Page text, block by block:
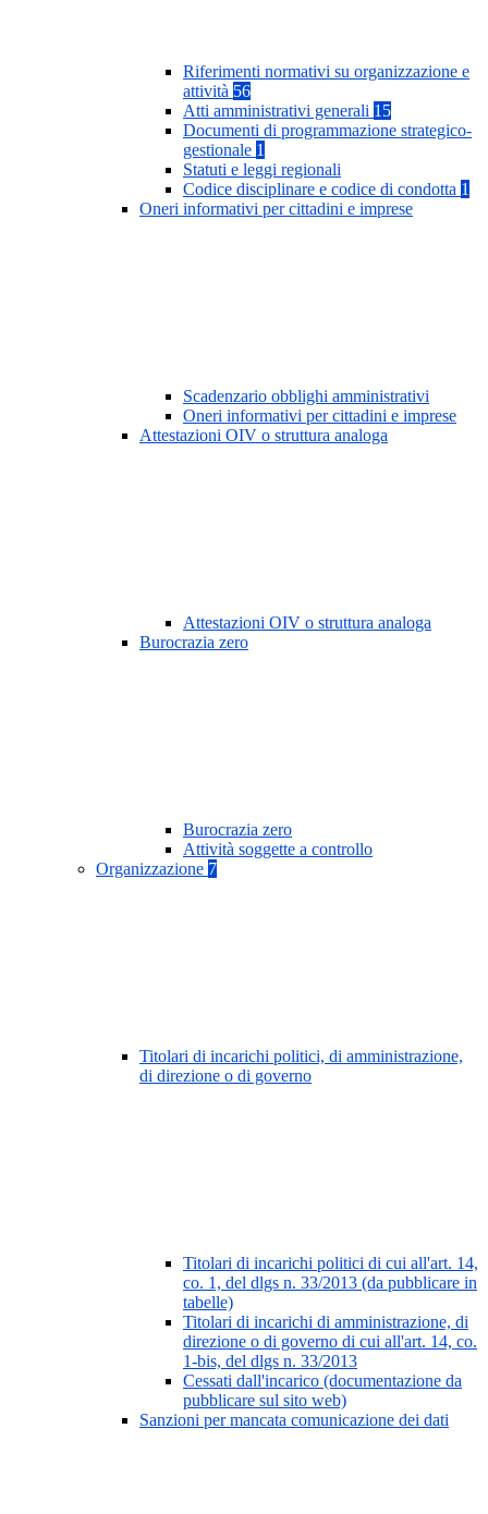
Riferimenti normativi su organizzazione e
attività 56
Atti amministrativi generali 15
Documenti di programmazione strategico-
gestionale 1
Statuti e leggi regionali
Codice disciplinare e codice di condotta 1
Oneri informativi per cittadini e imprese
Scadenzario obblighi amministrativi
Oneri informativi per cittadini e imprese
Attestazioni OIV o struttura analoga
Attestazioni OIV o struttura analoga
Burocrazia zero
Burocrazia zero
Attività soggette a controllo
Organizzazione 7
Titolari di incarichi politici, di amministrazione,
di direzione o di governo
Titolari di incarichi politici di cui all'art. 14,
co. 1, del dlgs n. 33/2013 (da pubblicare in
tabelle)
Titolari di incarichi di amministrazione, di
direzione o di governo di cui all'art. 14, co.
1-bis, del dlgs n. 33/2013
Cessati dall'incarico (documentazione da
pubblicare sul sito web)
Sanzioni per mancata comunicazione dei dati